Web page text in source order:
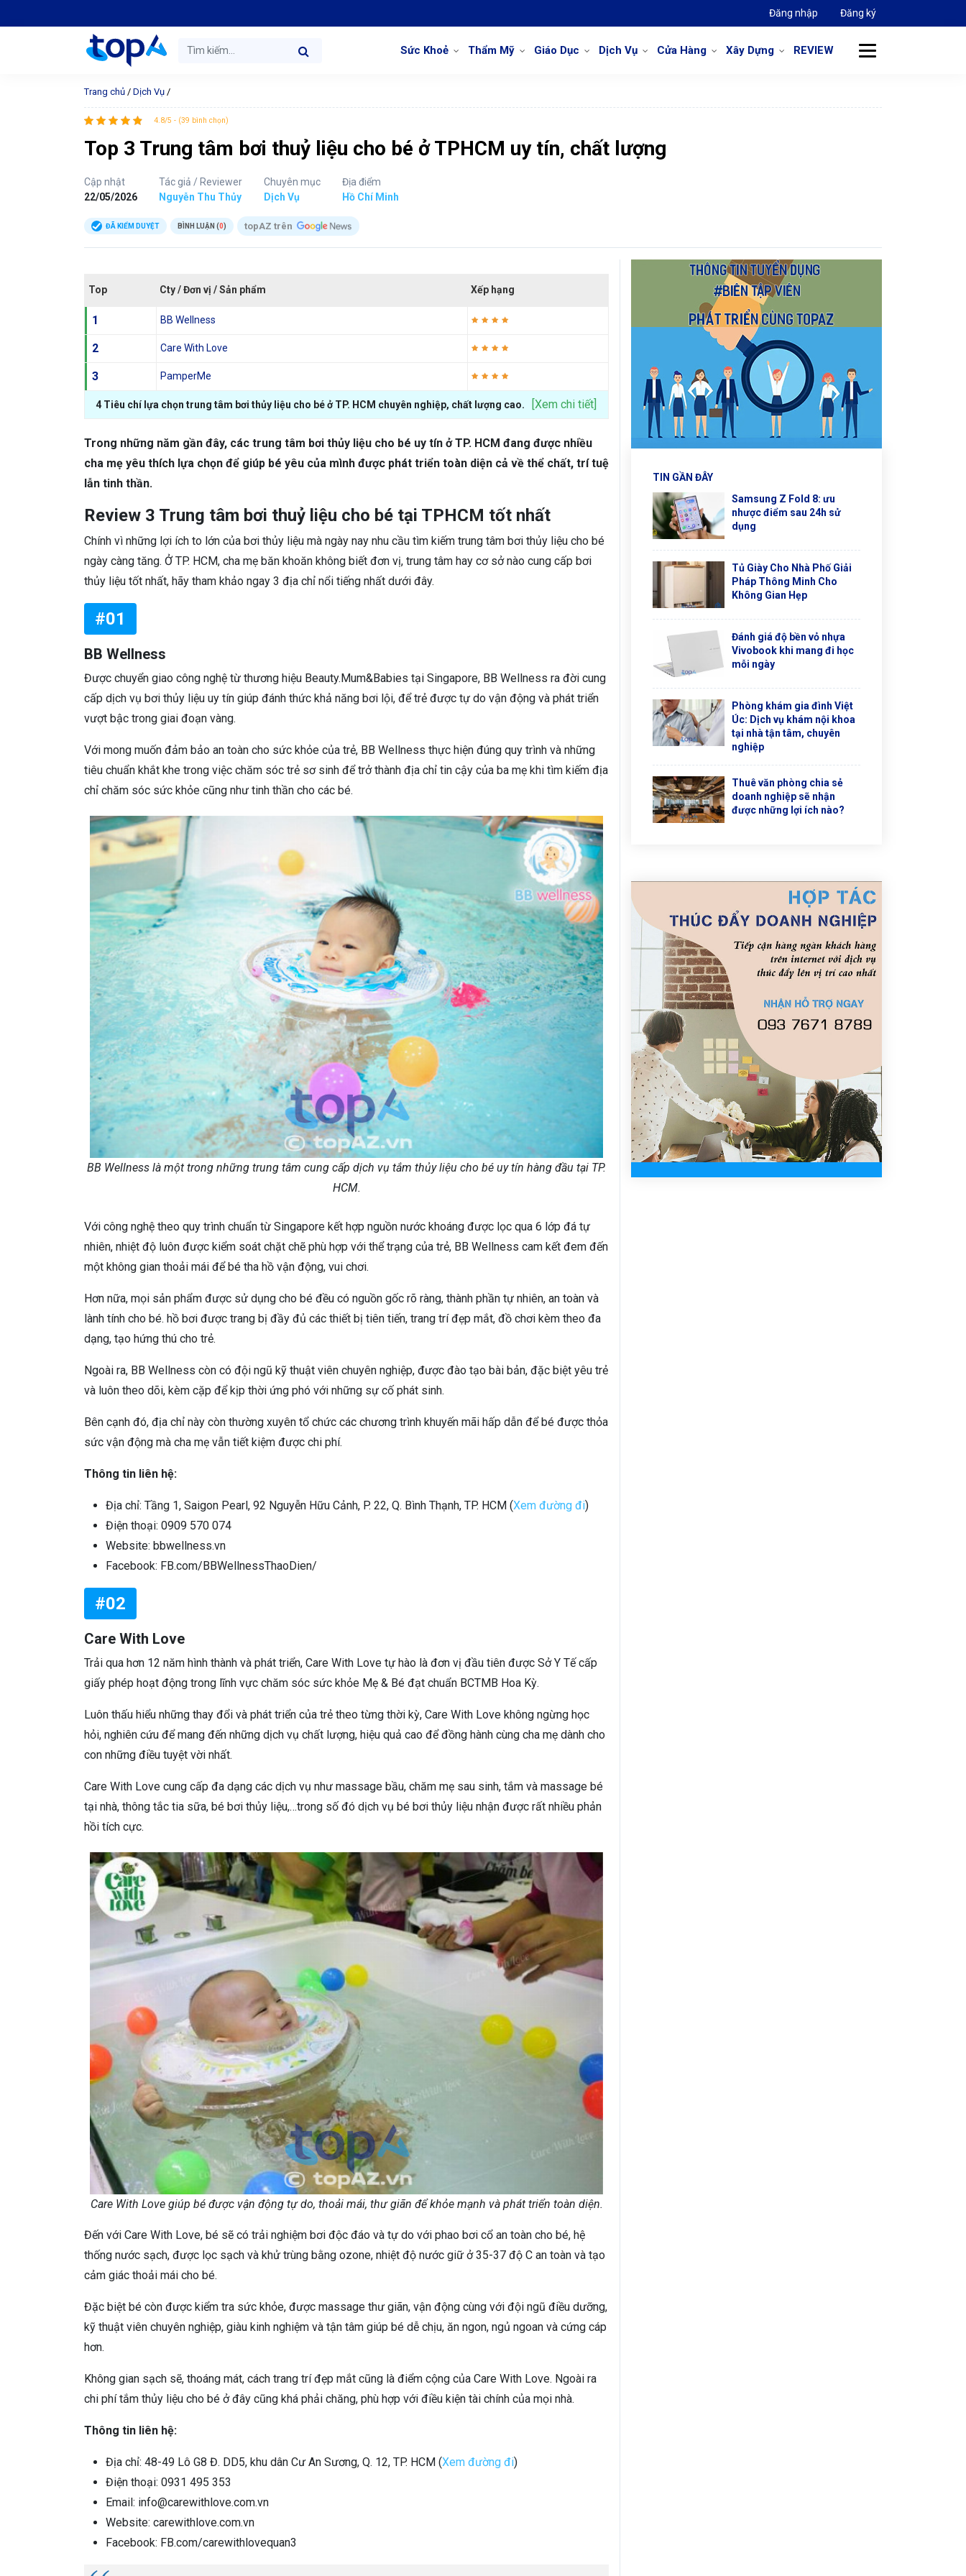
Đăng nhập Đăng ký
Sức Khoẻ Thẩm Mỹ Giáo Dục Dịch Vụ Cửa Hàng Xây Dựng REVIEW
Trang chủ / Dịch Vụ /
4.8/5 - (39 bình chọn)
Top 3 Trung tâm bơi thuỷ liệu cho bé ở TPHCM uy tín, chất lượng
Cập nhật
22/05/2026
Tác giả / Reviewer
Nguyễn Thu Thủy
Chuyên mục
Dịch Vụ
Địa điểm
Hồ Chí Minh
ĐÃ KIỂM DUYỆT BÌNH LUẬN (0) topAZ trên
Top Cty / Đơn vị / Sản phẩm Xếp hạng
1 BB Wellness
2 Care With Love
3 PamperMe
4 Tiêu chí lựa chọn trung tâm bơi thủy liệu cho bé ở TP. HCM chuyên nghiệp, chất lượng cao. [Xem chi tiết]
Trong những năm gần đây, các trung tâm bơi thủy liệu cho bé uy tín ở TP. HCM đang được nhiều
cha mẹ yêu thích lựa chọn để giúp bé yêu của mình được phát triển toàn diện cả về thể chất, trí tuệ
lẫn tinh thần.
Review 3 Trung tâm bơi thuỷ liệu cho bé tại TPHCM tốt nhất
Chính vì những lợi ích to lớn của bơi thủy liệu mà ngày nay nhu cầu tìm kiếm trung tâm bơi thủy liệu cho bé
ngày càng tăng. Ở TP. HCM, cha mẹ băn khoăn không biết đơn vị, trung tâm hay cơ sở nào cung cấp bơi
thủy liệu tốt nhất, hãy tham khảo ngay 3 địa chỉ nổi tiếng nhất dưới đây.
#01
BB Wellness
Được chuyển giao công nghệ từ thương hiệu Beauty.Mum&Babies tại Singapore, BB Wellness ra đời cung
cấp dịch vụ bơi thủy liệu uy tín giúp đánh thức khả năng bơi lội, để trẻ được tự do vận động và phát triển
vượt bậc trong giai đoạn vàng.
Với mong muốn đảm bảo an toàn cho sức khỏe của trẻ, BB Wellness thực hiện đúng quy trình và những
tiêu chuẩn khắt khe trong việc chăm sóc trẻ sơ sinh để trở thành địa chỉ tin cậy của ba mẹ khi tìm kiếm địa
chỉ chăm sóc sức khỏe cũng như tinh thần cho các bé.
BB Wellness là một trong những trung tâm cung cấp dịch vụ tắm thủy liệu cho bé uy tín hàng đầu tại TP.
HCM.
Với công nghệ theo quy trình chuẩn từ Singapore kết hợp nguồn nước khoáng được lọc qua 6 lớp đá tự
nhiên, nhiệt độ luôn được kiểm soát chặt chẽ phù hợp với thể trạng của trẻ, BB Wellness cam kết đem đến
một không gian thoải mái để bé tha hồ vận động, vui chơi.
Hơn nữa, mọi sản phẩm được sử dụng cho bé đều có nguồn gốc rõ ràng, thành phần tự nhiên, an toàn và
lành tính cho bé. hồ bơi được trang bị đầy đủ các thiết bị tiên tiến, trang trí đẹp mắt, đồ chơi kèm theo đa
dạng, tạo hứng thú cho trẻ.
Ngoài ra, BB Wellness còn có đội ngũ kỹ thuật viên chuyên nghiệp, được đào tạo bài bản, đặc biệt yêu trẻ
và luôn theo dõi, kèm cặp để kịp thời ứng phó với những sự cố phát sinh.
Bên cạnh đó, địa chỉ này còn thường xuyên tổ chức các chương trình khuyến mãi hấp dẫn để bé được thỏa
sức vận động mà cha mẹ vẫn tiết kiệm được chi phí.
Thông tin liên hệ:
Địa chỉ: Tầng 1, Saigon Pearl, 92 Nguyễn Hữu Cảnh, P. 22, Q. Bình Thạnh, TP. HCM (Xem đường đi)
Điện thoại: 0909 570 074
Website: bbwellness.vn
Facebook: FB.com/BBWellnessThaoDien/
#02
Care With Love
Trải qua hơn 12 năm hình thành và phát triển, Care With Love tự hào là đơn vị đầu tiên được Sở Y Tế cấp
giấy phép hoạt động trong lĩnh vực chăm sóc sức khỏe Mẹ & Bé đạt chuẩn BCTMB Hoa Kỳ.
Luôn thấu hiểu những thay đổi và phát triển của trẻ theo từng thời kỳ, Care With Love không ngừng học
hỏi, nghiên cứu để mang đến những dịch vụ chất lượng, hiệu quả cao để đồng hành cùng cha mẹ dành cho
con những điều tuyệt vời nhất.
Care With Love cung cấp đa dạng các dịch vụ như massage bầu, chăm mẹ sau sinh, tắm và massage bé
tại nhà, thông tắc tia sữa, bé bơi thủy liệu,…trong số đó dịch vụ bé bơi thủy liệu nhận được rất nhiều phản
hồi tích cực.
Care With Love giúp bé được vận động tự do, thoải mái, thư giãn để khỏe mạnh và phát triển toàn diện.
Đến với Care With Love, bé sẽ có trải nghiệm bơi độc đáo và tự do với phao bơi cổ an toàn cho bé, hệ
thống nước sạch, được lọc sạch và khử trùng bằng ozone, nhiệt độ nước giữ ở 35-37 độ C an toàn và tạo
cảm giác thoải mái cho bé.
Đặc biệt bé còn được kiểm tra sức khỏe, được massage thư giãn, vận động cùng với đội ngũ điều dưỡng,
kỹ thuật viên chuyên nghiệp, giàu kinh nghiệm và tận tâm giúp bé dễ chịu, ăn ngon, ngủ ngoan và cứng cáp
hơn.
Không gian sạch sẽ, thoáng mát, cách trang trí đẹp mắt cũng là điểm cộng của Care With Love. Ngoài ra
chi phí tắm thủy liệu cho bé ở đây cũng khá phải chăng, phù hợp với điều kiện tài chính của mọi nhà.
Thông tin liên hệ:
Địa chỉ: 48-49 Lô G8 Đ. DD5, khu dân Cư An Sương, Q. 12, TP. HCM (Xem đường đi)
Điện thoại: 0931 495 353
Email: info@carewithlove.com.vn
Website: carewithlove.com.vn
Facebook: FB.com/carewithlovequan3
TIN GẦN ĐÂY
Samsung Z Fold 8: ưu
nhược điểm sau 24h sử
dụng
Tủ Giày Cho Nhà Phố Giải
Pháp Thông Minh Cho
Không Gian Hẹp
Đánh giá độ bền vỏ nhựa
Vivobook khi mang đi học
mỗi ngày
Phòng khám gia đình Việt
Úc: Dịch vụ khám nội khoa
tại nhà tận tâm, chuyên
nghiệp
Thuê văn phòng chia sẻ
doanh nghiệp sẽ nhận
được những lợi ích nào?